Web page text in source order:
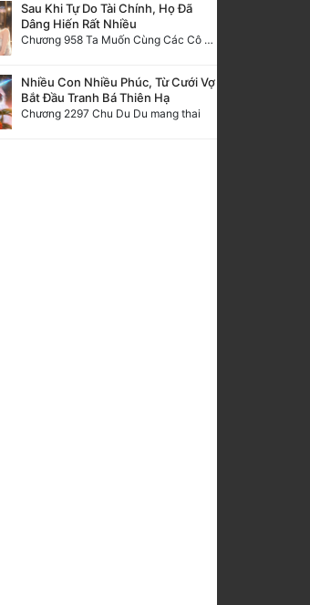
Sau Khi Tự Do Tài Chính, Họ Đã
Dâng Hiến Rất Nhiều
Chương 958 Ta Muốn Cùng Các Cô Vĩnh Viễn Ở Bên Nhau (2) Hết
Nhiều Con Nhiều Phúc, Từ Cưới Vợ
Bắt Đầu Tranh Bá Thiên Hạ
Chương 2297 Chu Du Du mang thai